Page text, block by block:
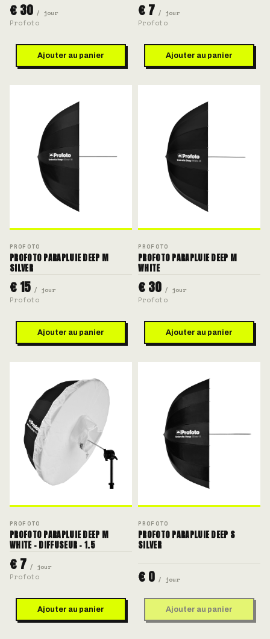
€ 30 / jour
Profoto
Ajouter au panier
€ 7 / jour
Profoto
Ajouter au panier
PROFOTO
PROFOTO PARAPLUIE DEEP M
SILVER
€ 15 / jour
Profoto
Ajouter au panier
PROFOTO
PROFOTO PARAPLUIE DEEP M
WHITE
€ 30 / jour
Profoto
Ajouter au panier
PROFOTO
PROFOTO PARAPLUIE DEEP M
WHITE - DIFFUSEUR - 1.5
€ 7 / jour
Profoto
Ajouter au panier
PROFOTO
PROFOTO PARAPLUIE DEEP S
SILVER
€ 0 / jour
Ajouter au panier